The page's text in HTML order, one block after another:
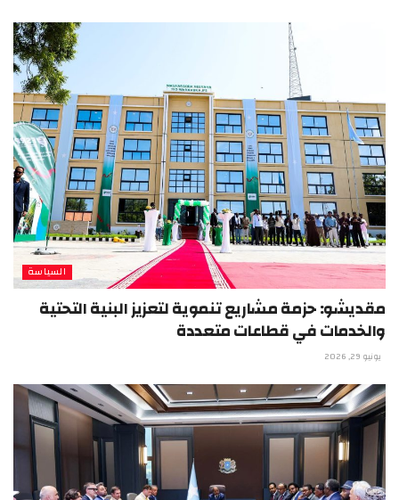
السياسة
مقديشو: حزمة مشاريع تنموية لتعزيز البنية التحتية
والخدمات في قطاعات متعددة
يونيو 29, 2026